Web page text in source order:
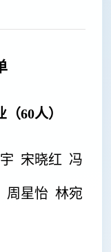
60人）
宋晓红 冯
星怡 林宛